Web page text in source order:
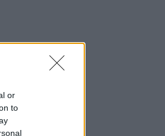
or
to
Απίστευτο περιστατικό
μπέιζμπολ: Μπαστούνι
εκτοξεύτηκε στις